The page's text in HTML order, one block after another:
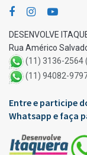
DESENVOLVE
Rua Américo
(11) 3136-2564
(11) 94082-
Entre e participe
Whatsapp e faça